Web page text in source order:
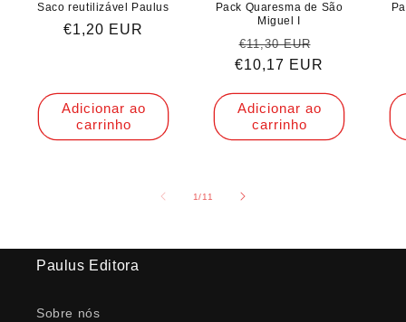
Saco reutilizável Paulus
Preço
€1,20 EUR
Adicionar ao
carrinho
Pack Quaresma de São
Miguel I
Preço
normal
€11,30 EUR
de
€10,17 EUR
Adicionar ao
carrinho
1/de
11
Paulus Editora
Sobre nós